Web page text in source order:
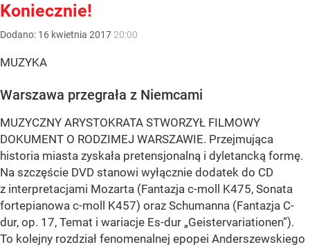
Koniecznie!
Dodano: 16 kwietnia 2017 20:00
MUZYKA
Warszawa przegrała z Niemcami
MUZYCZNY ARYSTOKRATA STWORZYŁ FILMOWY
DOKUMENT O RODZIMEJ WARSZAWIE. Przejmująca
historia miasta zyskała pretensjonalną i dyletancką formę.
Na szczęście DVD stanowi wyłącznie dodatek do CD
z interpretacjami Mozarta (Fantazja c-moll K475, Sonata
fortepianowa c-moll K457) oraz Schumanna (Fantazja C-
dur, op. 17, Temat i wariacje Es-dur „Geistervariationen”).
To kolejny rozdział fenomenalnej epopei Anderszewskiego